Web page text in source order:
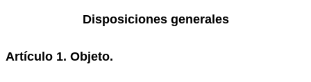
Disposiciones generales
Artículo 1. Objeto.